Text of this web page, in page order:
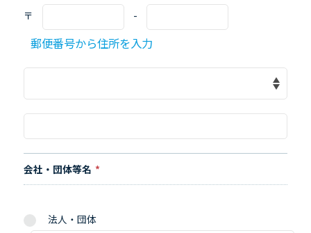
〒 -
郵便番号から住所を入力
会社・団体等名 *
法人・団体